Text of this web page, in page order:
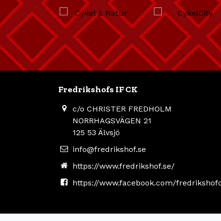
Fredrikshofs IF CK
c/o CHRISTER FREDHOLM
NORRHAGSVÄGEN 21
125 53 Älvsjö
info@fredrikshof.se
https://www.fredrikshof.se/
https://www.facebook.com/